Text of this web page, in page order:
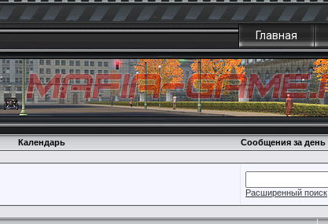
Главная
Календарь Сообщения за день
Расширенный поиск